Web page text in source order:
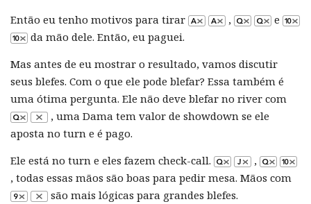
Então eu tenho motivos para tirar
,
e
da mão dele. Então, eu paguei.
Mas antes de eu mostrar o resultado, vamos discutir
seus blefes. Com o que ele pode blefar? Essa também é
uma ótima pergunta. Ele não deve blefar no river com
, uma Dama tem valor de showdown se ele
aposta no turn e é pago.
Ele está no turn e eles fazem check-call.
,
, todas essas mãos são boas para pedir mesa. Mãos com
são mais lógicas para grandes blefes.